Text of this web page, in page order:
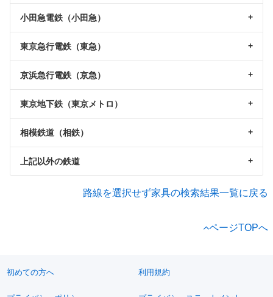
小田急電鉄（小田急）
東京急行電鉄（東急）
京浜急行電鉄（京急）
東京地下鉄（東京メトロ）
相模鉄道（相鉄）
上記以外の鉄道
路線を選択せず家具の検索結果一覧に戻る
ページTOPへ
初めての方へ 利用規約